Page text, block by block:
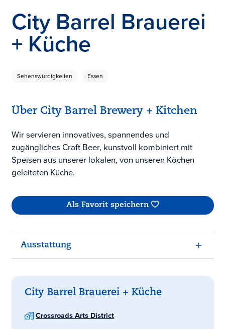
City Barrel Brauerei
+ Küche
Sehenswürdigkeiten Essen
Über City Barrel Brewery + Kitchen
Wir servieren innovatives, spannendes und
zugängliches Craft Beer, kunstvoll kombiniert mit
Speisen aus unserer lokalen, von unseren Köchen
geleiteten Küche.
Als Favorit speichern
Ausstattung
City Barrel Brauerei + Küche
Crossroads Arts District